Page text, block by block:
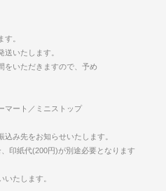
。
いたします。
をいただきますので、予め
マート／ミニストップ
み先をお知らせいたします。
印紙代(200円)が別途必要となります
たします。